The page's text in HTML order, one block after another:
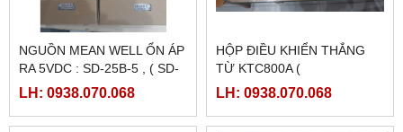
NGUỒN MEAN WELL ỔN ÁP
RA 5VDC : SD-25B-5 , ( SD-
25B-12, SD-25B-24)
LH: 0938.070.068
HỘP ĐIỀU KHIỂN THẮNG
TỪ KTC800A (
24VDC/4AMPE)
LH: 0938.070.068